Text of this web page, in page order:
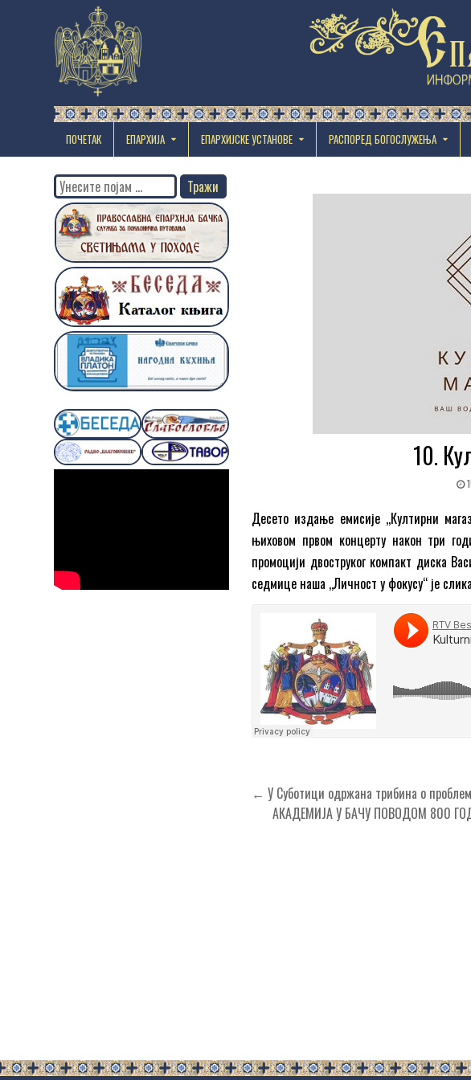
ПОЧЕТАК ЕПАРХИЈА EПАРХИЈСКЕ УСТАНОВЕ РАСПОРЕД БОГОСЛУЖЕЊА
10.
Десето издање емисије ,,Култирни
њиховом првом концерту након три
промоцији двоструког компакт диска
седмице наша ,,Личност у фокусу“ је
Кретање
чланка
← У Суботици одржана трибина о
АКАДЕМИЈА У БАЧУ ПОВОДОМ 800
Search
for: